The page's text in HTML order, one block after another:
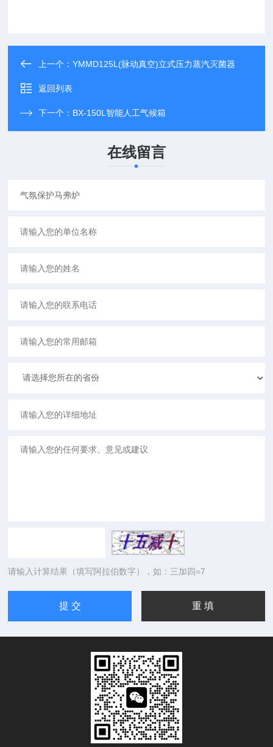
上一个：YMMD125L(脉动真空)立式压力蒸汽灭菌器
返回列表
下一个： BX-150L智能人工气候箱
在线留言
请输入计算结果（填写阿拉伯数字），如：三加四=7